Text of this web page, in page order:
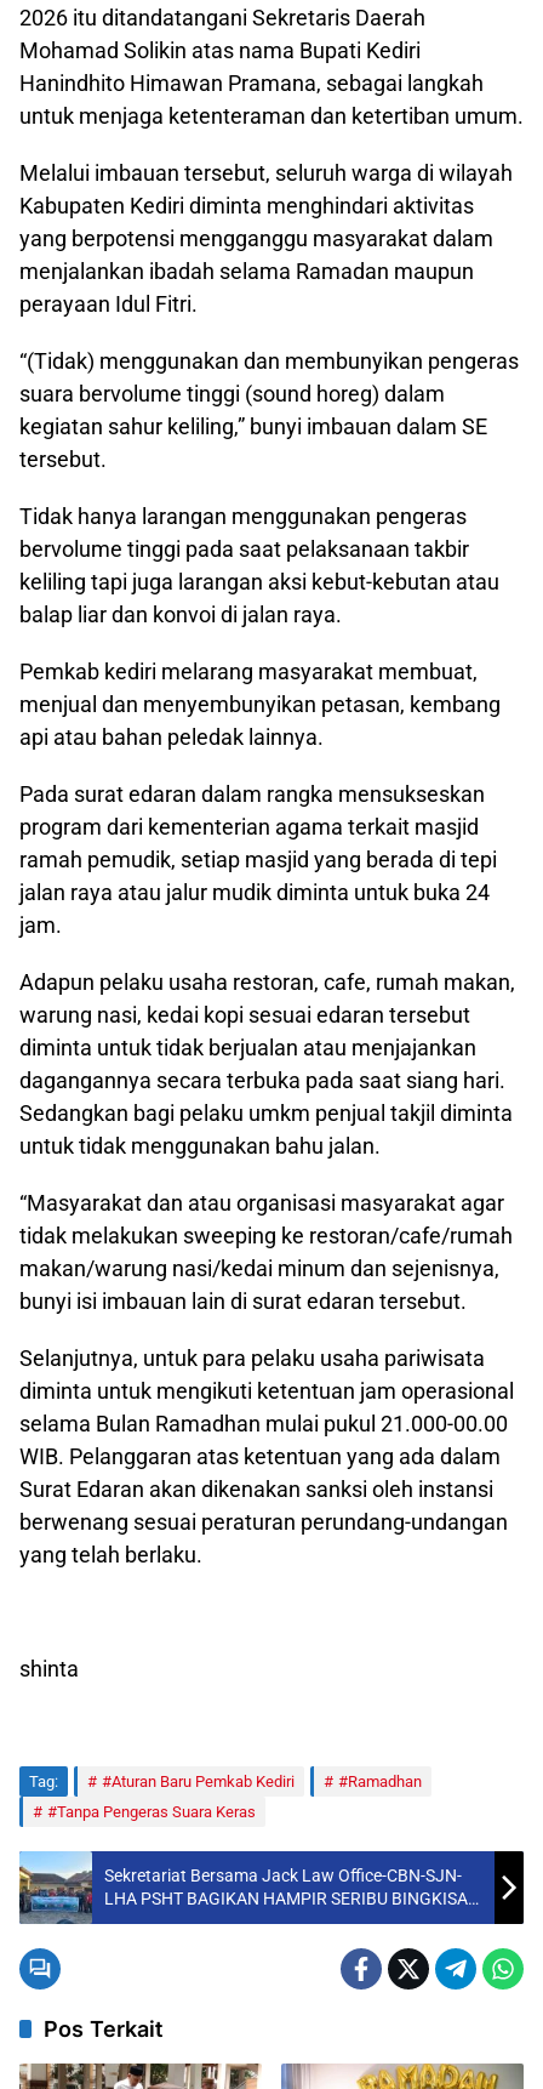
2026 itu ditandatangani Sekretaris Daerah
Mohamad Solikin atas nama Bupati Kediri
Hanindhito Himawan Pramana, sebagai langkah
untuk menjaga ketenteraman dan ketertiban umum.
Melalui imbauan tersebut, seluruh warga di wilayah
Kabupaten Kediri diminta menghindari aktivitas
yang berpotensi mengganggu masyarakat dalam
menjalankan ibadah selama Ramadan maupun
perayaan Idul Fitri.
“(Tidak) menggunakan dan membunyikan pengeras
suara bervolume tinggi (sound horeg) dalam
kegiatan sahur keliling,” bunyi imbauan dalam SE
tersebut.
Tidak hanya larangan menggunakan pengeras
bervolume tinggi pada saat pelaksanaan takbir
keliling tapi juga larangan aksi kebut-kebutan atau
balap liar dan konvoi di jalan raya.
Pemkab kediri melarang masyarakat membuat,
menjual dan menyembunyikan petasan, kembang
api atau bahan peledak lainnya.
Pada surat edaran dalam rangka mensukseskan
program dari kementerian agama terkait masjid
ramah pemudik, setiap masjid yang berada di tepi
jalan raya atau jalur mudik diminta untuk buka 24
jam.
Adapun pelaku usaha restoran, cafe, rumah makan,
warung nasi, kedai kopi sesuai edaran tersebut
diminta untuk tidak berjualan atau menjajankan
dagangannya secara terbuka pada saat siang hari.
Sedangkan bagi pelaku umkm penjual takjil diminta
untuk tidak menggunakan bahu jalan.
“Masyarakat dan atau organisasi masyarakat agar
tidak melakukan sweeping ke restoran/cafe/rumah
makan/warung nasi/kedai minum dan sejenisnya,
bunyi isi imbauan lain di surat edaran tersebut.
Selanjutnya, untuk para pelaku usaha pariwisata
diminta untuk mengikuti ketentuan jam operasional
selama Bulan Ramadhan mulai pukul 21.000-00.00
WIB. Pelanggaran atas ketentuan yang ada dalam
Surat Edaran akan dikenakan sanksi oleh instansi
berwenang sesuai peraturan perundang-undangan
yang telah berlaku.
shinta
Tag: #Aturan Baru Pemkab Kediri
#Ramadhan
#Tanpa Pengeras Suara Keras
Sekretariat Bersama Jack Law Office-CBN-SJN-
LHA PSHT BAGIKAN HAMPIR SERIBU BINGKISAN
RAMADAN
Pos Terkait